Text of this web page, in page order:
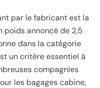
par le fabricant est la
poids annoncé de 2,5
dans la catégorie
un critère essentiel à
compagnies
les bagages cabine,